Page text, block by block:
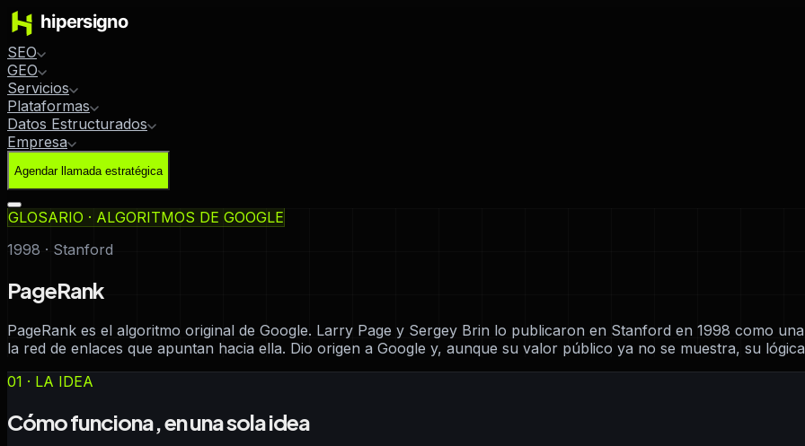
SEO
GEO
Servicios
Plataformas
Datos Estructurados
Empresa
Agendar llamada estratégica
GLOSARIO · ALGORITMOS DE GOOGLE
1998 · Stanford
PageRank
PageRank es el algoritmo original de Google. Larry Page y Sergey Brin lo publicaron en Stanford en 1998 como
la red de enlaces que apuntan hacia ella. Dio origen a Google y, aunque su valor público ya no se muestra, su
01 · LA IDEA
Cómo funciona, en una sola idea